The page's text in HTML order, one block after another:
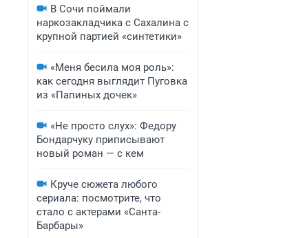
В Сочи поймали
наркозакладчика с Сахалина с
крупной партией «синтетики»
«Меня бесила моя роль»:
как сегодня выглядит Пуговка
из «Папиных дочек»
«Не просто слух»: Федору
Бондарчуку приписывают
новый роман — с кем
Круче сюжета любого
сериала: посмотрите, что
стало с актерами «Санта-
Барбары»